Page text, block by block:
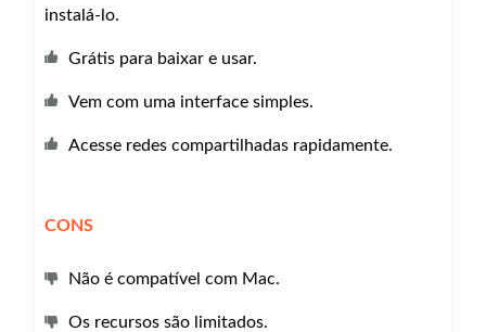
instalá-lo.
Grátis para baixar e usar.
Vem com uma interface simples.
Acesse redes compartilhadas rapidamente.
CONS
Não é compatível com Mac.
Os recursos são limitados.